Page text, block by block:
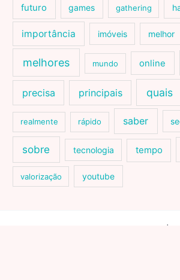
futuro games gathering
importância imóveis melhor
melhores mundo online
precisa principais quais
realmente rápido saber
sobre tecnologia tempo
valorização youtube